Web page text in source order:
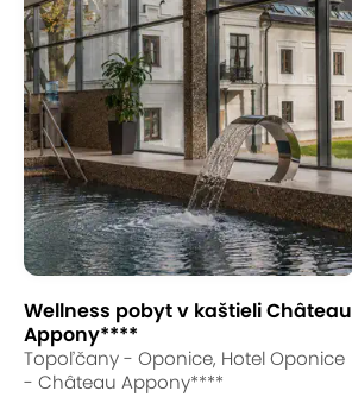
Wellness pobyt v kaštieli Château
Appony****
Topoľčany - Oponice, Hotel Oponice
- Château Appony****